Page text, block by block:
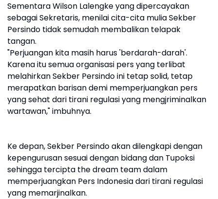
Sementara Wilson Lalengke yang dipercayakan
sebagai Sekretaris, menilai cita-cita mulia Sekber
Persindo tidak semudah membalikan telapak
tangan.
"Perjuangan kita masih harus 'berdarah-darah'.
Karena itu semua organisasi pers yang terlibat
melahirkan Sekber Persindo ini tetap solid, tetap
merapatkan barisan demi memperjuangkan pers
yang sehat dari tirani regulasi yang mengjriminalkan
wartawan," imbuhnya.
Ke depan, Sekber Persindo akan dilengkapi dengan
kepengurusan sesuai dengan bidang dan Tupoksi
sehingga tercipta the dream team dalam
memperjuangkan Pers Indonesia dari tirani regulasi
yang memarjinalkan.